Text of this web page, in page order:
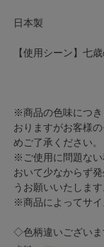
日本製
【使用シーン】七
※商品の色味につき
おりますがお客様
めご了承ください。
※ご使用に問題ない
おいて少なからず
うお願いいたします
※商品によってサイ
◇色柄違いござい